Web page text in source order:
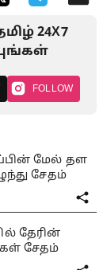
24X7
FOLLOW
மேல் தள
சேதம்
தேரின்
சேதம்